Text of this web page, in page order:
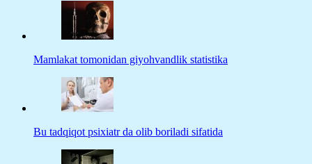
Mamlakat tomonidan giyohvandlik statistika
Bu tadqiqot psixiatr da olib boriladi sifatida